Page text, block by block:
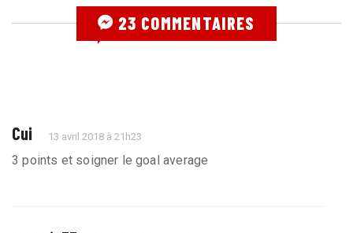
23 COMMENTAIRES
Cui 13 avril 2018 à 21h23
3 points et soigner le goal average